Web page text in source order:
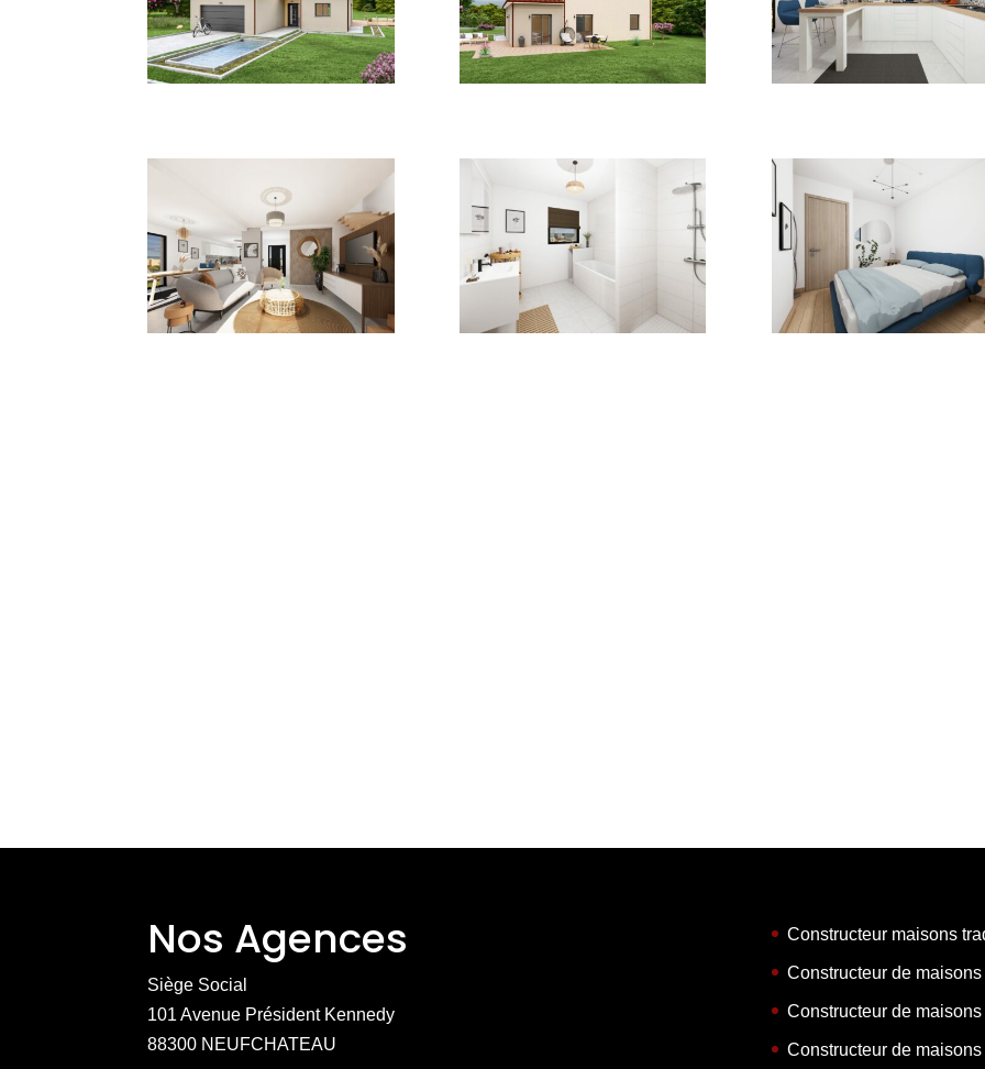
Nos Agences
Siège Social
101 Avenue Président Kennedy
88300 NEUFCHATEAU
Constructeur maisons
Constructeur de
Constructeur de
Constructeur de